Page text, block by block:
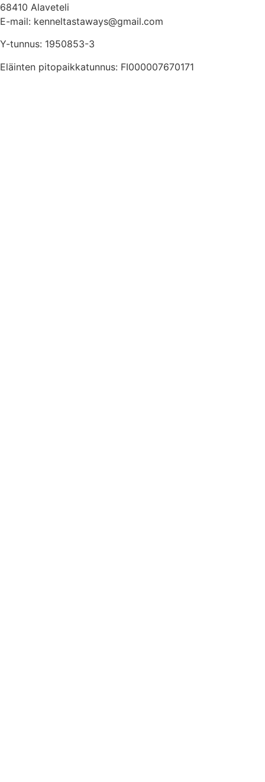
68410 Alaveteli
E-mail: kenneltastaways@gmail.com
Y-tunnus: 1950853-3
Eläinten pitopaikkatunnus: FI000007670171